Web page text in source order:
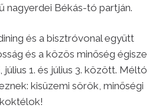
nagyerdei Békás-tó partján.
és a bisztróvonal együtt
és a közös minőség égisze
1. és július 3. között. Méltó
kisüzemi sörök, minőségi